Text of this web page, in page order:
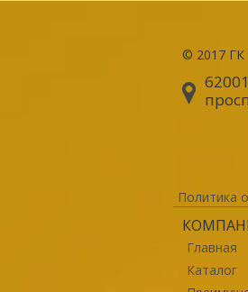
© 2017 ГК
Политика
Главная
Каталог